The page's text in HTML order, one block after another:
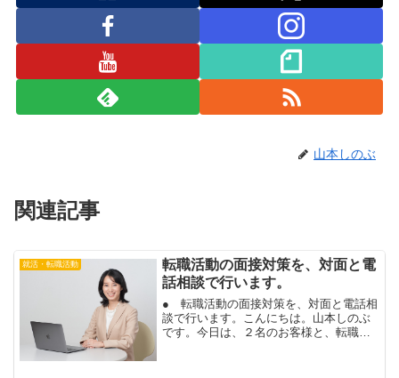
山本しのぶ
関連記事
就活・転職活動
転職活動の面接対策を、対面と電
話相談で行います。
● 転職活動の面接対策を、対面と電話相
談で行います。こんにちは。山本しのぶ
です。今日は、２名のお客様と、転職活